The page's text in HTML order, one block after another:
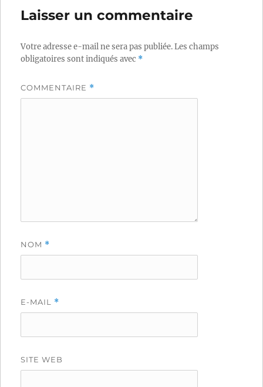
Laisser un commentaire
Votre adresse e-mail ne sera pas publiée.Les champs
obligatoires sont indiqués avec *
COMMENTAIRE *
NOM *
E-MAIL *
SITE WEB